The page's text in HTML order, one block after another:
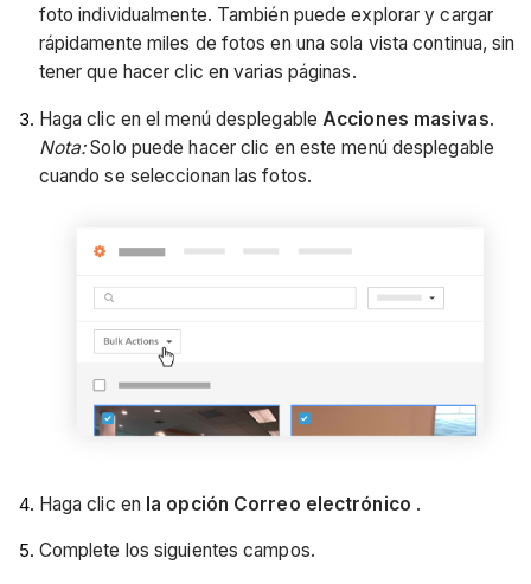
foto individualmente. También puede explorar y cargar
rápidamente miles de fotos en una sola vista continua, sin
tener que hacer clic en varias páginas.
Haga clic en el menú desplegableAcciones masivas.
Nota:Solo puede hacer clic en este menú desplegable
cuando se seleccionan las fotos.
Haga clic en la opción Correo electrónico .
Complete los siguientes campos.